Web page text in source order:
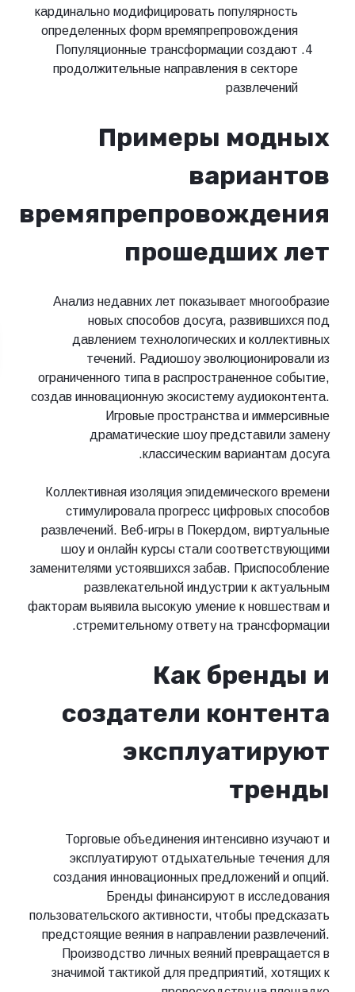
кардинально модифицировать
определенных форм
Популяционные трансформации
продолжительные направления в
Примеры
прошедших
Анализ недавних лет показывает
новых способов досуга,
давлением технологических и
течений. Радиошоу
ограниченного типа в распространенное
создав инновационную экосистему
Игровые пространства и
драматические шоу
классическим
Коллективная изоляция эпидемического
стимулировала прогресс цифровых
развлечений. Веб-игры в Покердом,
шоу и онлайн курсы стали
заменителями устоявшихся забав.
развлекательной индустрии к
факторам выявила высокую умение к
стремительному ответу на
Как
создатели
Торговые объединения интенсивно
эксплуатируют отдыхательные
создания инновационных предложений
Бренды финансируют в
пользовательского активности, чтобы
предстоящие веяния в направлении
Производство личных веяний
значимой тактикой для предприятий,